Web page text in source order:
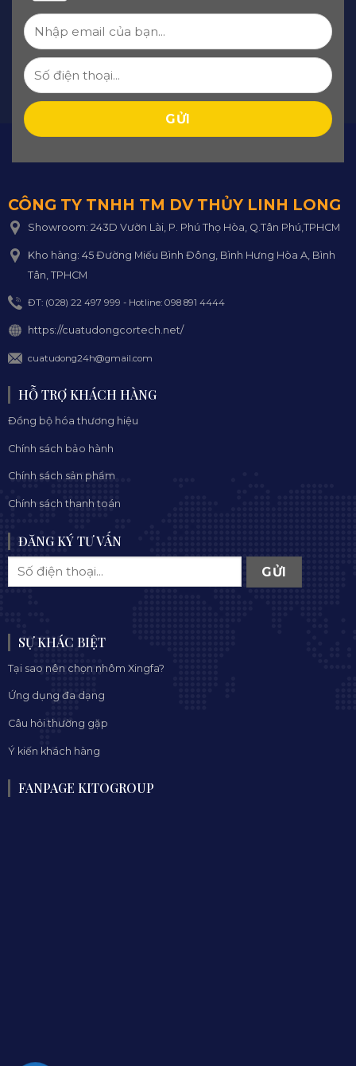
CÔNG TY TNHH TM DV THỦY LINH LONG
Showroom: 243D Vườn Lài, P. Phú Thọ Hòa, Q.Tân Phú,TPHCM
Kho hàng: 45 Đường Miếu Bình Đông, Bình Hưng Hòa A, Bình
Tân, TPHCM
ĐT: (028) 22 497 999 - Hotline: 098 891 4444
https://cuatudongcortech.net/
cuatudong24h@gmail.com
HỖ TRỢ KHÁCH HÀNG
Đồng bộ hóa thương hiệu
Chính sách bảo hành
Chính sách sản phẩm
Chính sách thanh toán
ĐĂNG KÝ TƯ VẤN
SỰ KHÁC BIỆT
Tại sao nên chọn nhôm Xingfa?
Ứng dụng đa dạng
Câu hỏi thường gặp
Ý kiến khách hàng
FANPAGE KITOGROUP